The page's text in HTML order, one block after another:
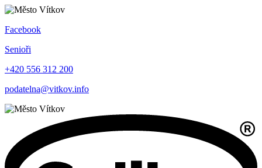
Facebook
Senioři
+420 556 312 200
podatelna@vitkov.info